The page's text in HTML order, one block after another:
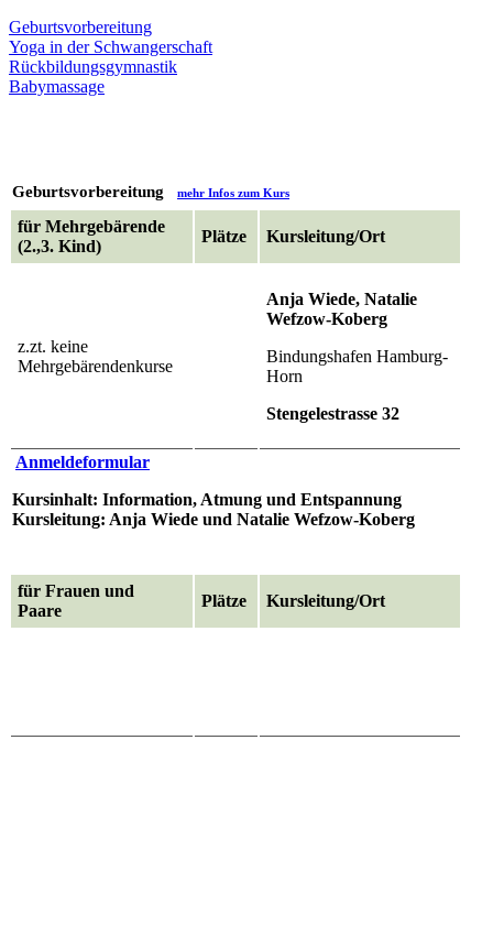
Geburtsvorbereitung
Yoga in der Schwangerschaft
Rückbildungsgymnastik
Babymassage
Geburtsvorbereitung mehr Infos zum Kurs
für Mehrgebärende
(2.,3. Kind)
Plätze Kursleitung/Ort
z.zt. keine
Mehrgebärendenkurse
Anja Wiede, Natalie
Wefzow-Koberg
Bindungshafen Hamburg-
Horn
Stengelestrasse 32
Anmeldeformular
Kursinhalt: Information, Atmung und Entspannung
Kursleitung: Anja Wiede und Natalie Wefzow-Koberg
für Frauen und
Paare
Plätze Kursleitung/Ort